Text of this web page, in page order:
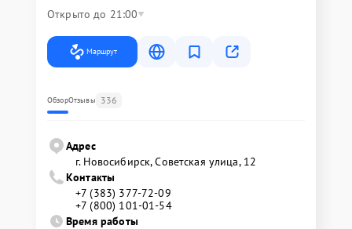
Открыто до 21:00
Маршрут
ОбзорОтзывы 336
Адрес
г. Новосибирск, Советская улица, 12
Контакты
+7 (383) 377-72-09
+7 (800) 101-01-54
Время работы